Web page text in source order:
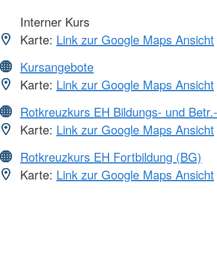
Interner Kurs
Karte: Link zur Google Maps Ansicht
Kursangebote
Karte: Link zur Google Maps Ansicht
Rotkreuzkurs EH Bildungs- und
Karte: Link zur Google Maps Ansicht
Rotkreuzkurs EH Fortbildung (BG)
Karte: Link zur Google Maps Ansicht